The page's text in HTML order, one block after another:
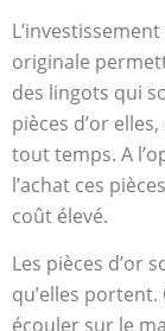
originale
des lingots qui
pièces d’or
tout temps. A
l’achat ces
coût élevé.
Les pièces d’or
qu’elles portent.
écouler sur le